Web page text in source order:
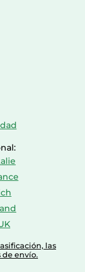
las
de envío.